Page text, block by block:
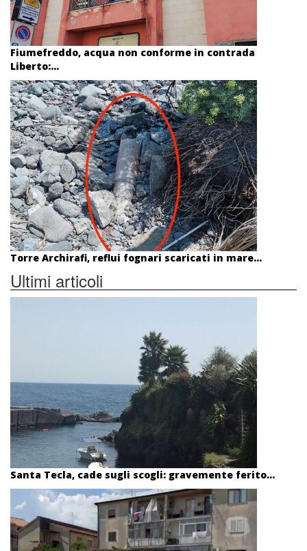
Fiumefreddo, acqua non conforme in contrada
Liberto:...
Torre Archirafi, reflui fognari scaricati in mare...
Ultimi articoli
Santa Tecla, cade sugli scogli: gravemente ferito...